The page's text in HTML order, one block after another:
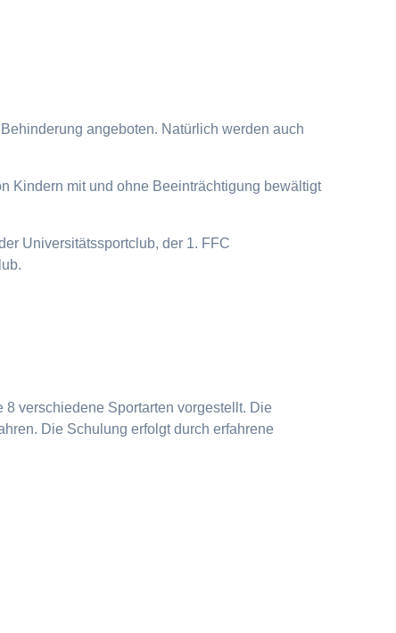
angeboten. Natürlich werden auch
Kindern mit und ohne Beeinträchtigung bewältigt
Universitätssportclub, der 1. FFC
verschiedene Sportarten vorgestellt. Die
Die Schulung erfolgt durch erfahrene